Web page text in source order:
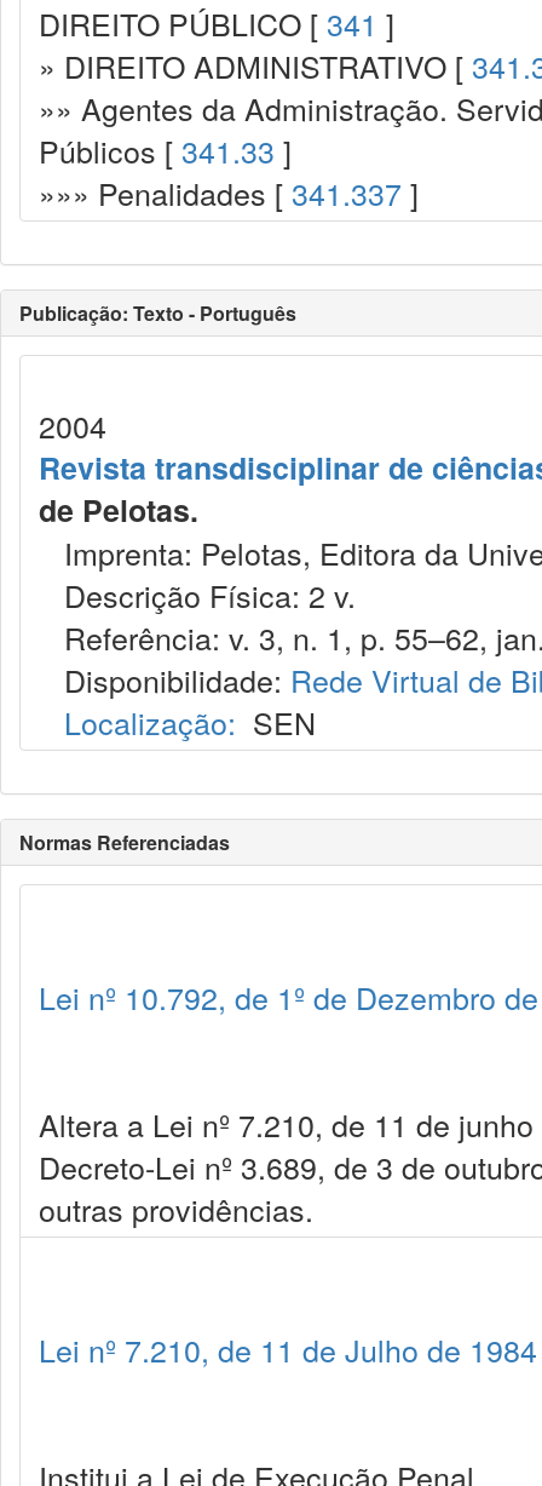
DIREITO PÚBLICO [ 341 ]
» DIREITO ADMINISTRATIVO [
»» Agentes da Administração.
Públicos [ 341.33 ]
»»» Penalidades [ 341.337 ]
Publicação: Texto - Português
2004
Revista transdisciplinar de
de Pelotas.
Imprenta: Pelotas, Editora da
Descrição Física: 2 v.
Referência: v. 3, n. 1, p. 55–62,
Disponibilidade: Rede Virtual de
Localização: SEN
Normas Referenciadas
Lei nº 10.792, de 1º de Dezembro
Altera a Lei nº 7.210, de 11 de
Decreto-Lei nº 3.689, de 3 de
outras providências.
Lei nº 7.210, de 11 de Julho de 1984
Institui a Lei de Execução Penal.